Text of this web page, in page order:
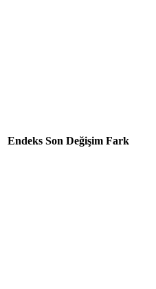
Endeks Son Değişim Fark